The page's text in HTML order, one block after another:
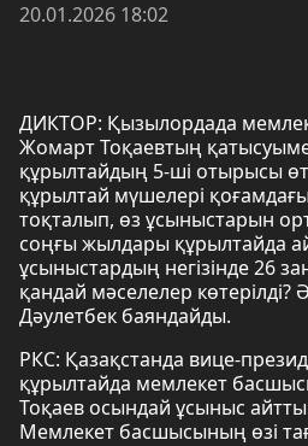
20.01.2026 18:02
ДИКТОР: Қызылордада
Жомарт Тоқаевтың
құрылтайдың 5-ші отырысы
құрылтай мүшелері
тоқталып, өз ұсыныстарын
соңғы жылдары құрылтайда
ұсыныстардың негізінде 26
қандай мәселелер көтерілді?
Дәулетбек баяндайды.
РКС: Қазақстанда вице-
құрылтайда мемлекет
Тоқаев осындай ұсыныс
Мемлекет басшысының өзі